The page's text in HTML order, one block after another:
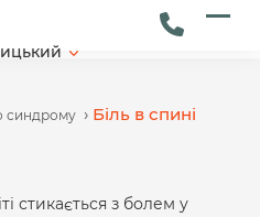
синдрому › Біль в спині
стикається з болем у